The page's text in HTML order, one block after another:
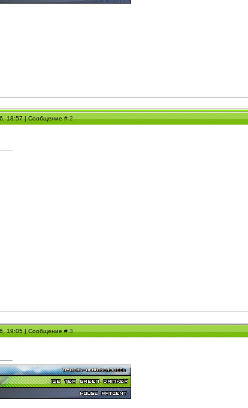
18:57 | Сообщение #2
19:05 | Сообщение #3